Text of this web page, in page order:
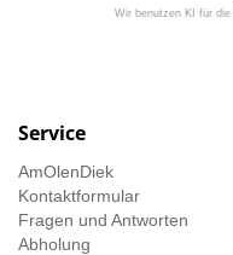
Wir benutzen KI für die
Service
AmOlenDiek
Kontaktformular
Fragen und Antworten
Abholung